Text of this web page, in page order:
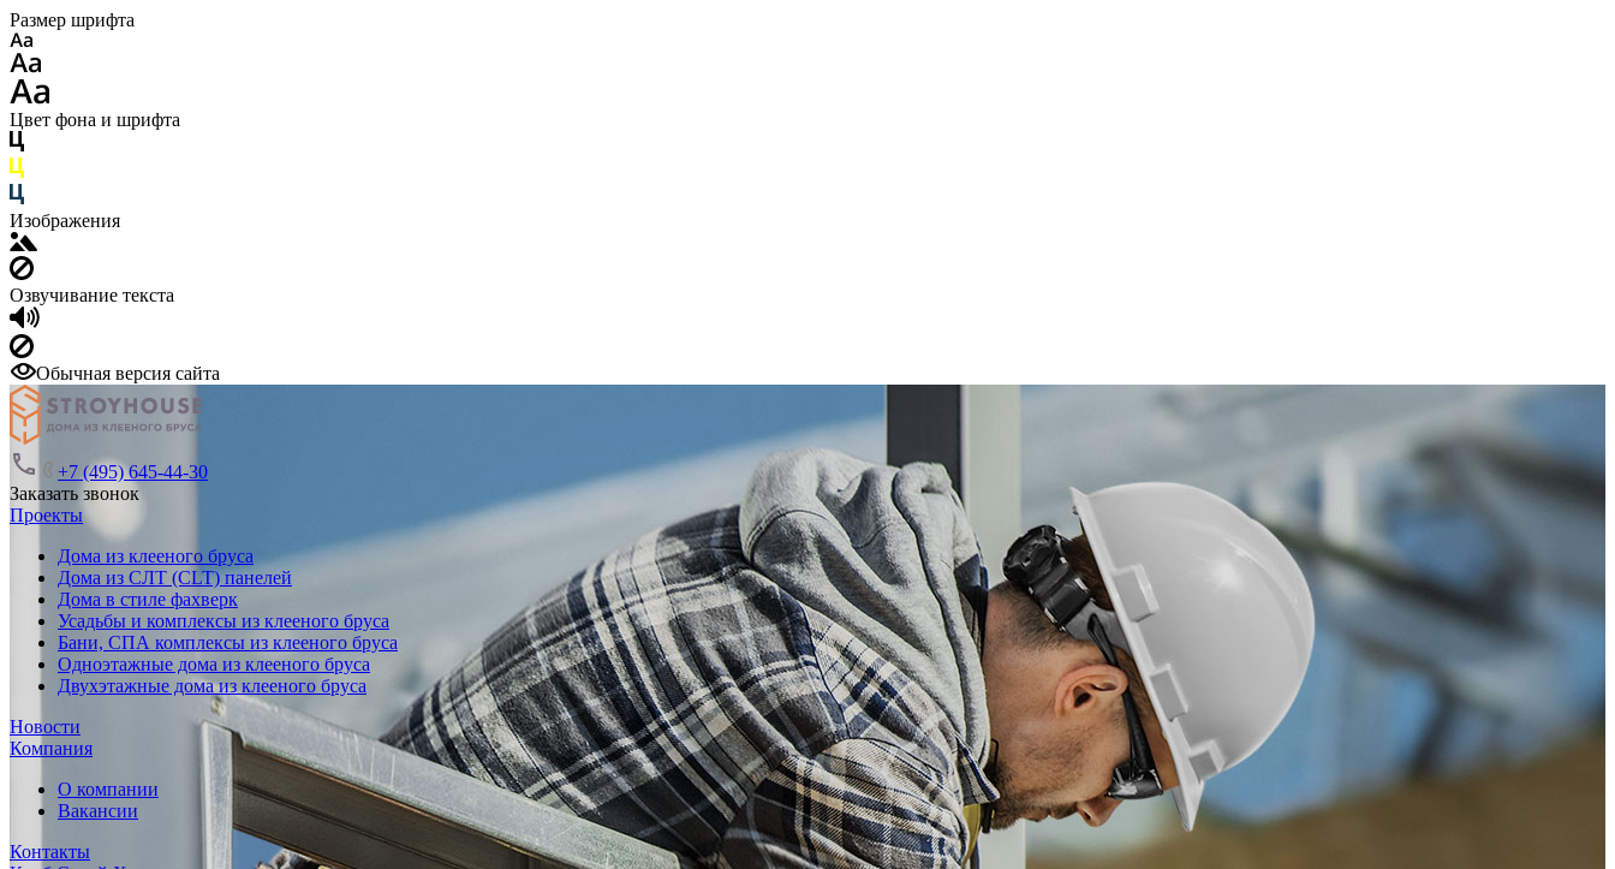
Размер шрифта
Цвет фона и шрифта
Изображения
Озвучивание текста
Обычная версия сайта
+7 (495) 645-44-30
Заказать звонок
Проекты
Дома из клееного бруса
Дома из СЛТ (CLT) панелей
Дома в стиле фахверк
Усадьбы и комплексы из клееного бруса
Бани, СПА комплексы из клееного бруса
Одноэтажные дома из клееного бруса
Двухэтажные дома из клееного бруса
Новости
Компания
О компании
Вакансии
Контакты